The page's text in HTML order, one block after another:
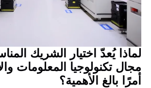
لماذا يُعدّ اختيار الشريك
مجال تكنولوجيا المعلومات
أمرًا بالغ الأهمية؟